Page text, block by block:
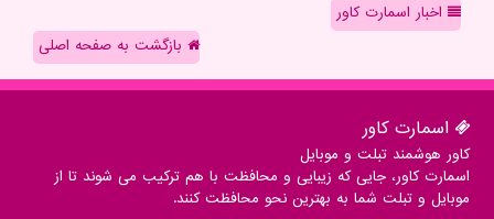
اخبار اسمارت کاور
بازگشت به صفحه اصلی
اسمارت كاور
کاور هوشمند تبلت و موبایل
اسمارت کاور، جایی که زیبایی و محافظت با هم ترکیب می شوند تا از
موبایل و تبلت شما به بهترین نحو محافظت کنند.